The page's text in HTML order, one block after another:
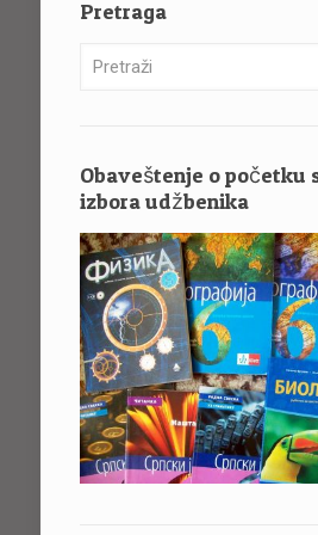
Pretraga
Obaveštenje o početku
izbora udžbenika